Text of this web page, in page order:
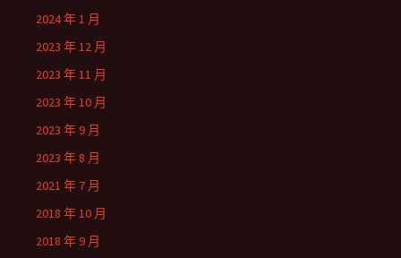
2024 年 1 月
2023 年 12 月
2023 年 11 月
2023 年 10 月
2023 年 9 月
2023 年 8 月
2021 年 7 月
2018 年 10 月
2018 年 9 月